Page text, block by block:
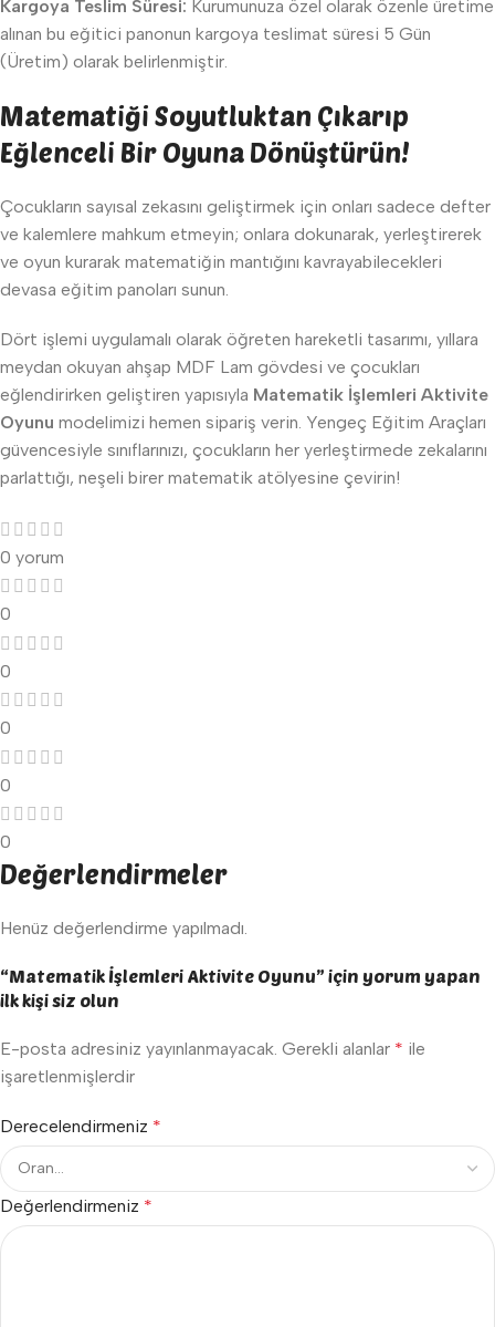
Kargoya Teslim Süresi: Kurumunuza özel olarak özenle üretime
alınan bu eğitici panonun kargoya teslimat süresi 5 Gün
(Üretim) olarak belirlenmiştir.
Matematiği Soyutluktan Çıkarıp
Eğlenceli Bir Oyuna Dönüştürün!
Çocukların sayısal zekasını geliştirmek için onları sadece defter
ve kalemlere mahkum etmeyin; onlara dokunarak, yerleştirerek
ve oyun kurarak matematiğin mantığını kavrayabilecekleri
devasa eğitim panoları sunun.
Dört işlemi uygulamalı olarak öğreten hareketli tasarımı, yıllara
meydan okuyan ahşap MDF Lam gövdesi ve çocukları
eğlendirirken geliştiren yapısıyla Matematik İşlemleri Aktivite
Oyunu modelimizi hemen sipariş verin. Yengeç Eğitim Araçları
güvencesiyle sınıflarınızı, çocukların her yerleştirmede zekalarını
parlattığı, neşeli birer matematik atölyesine çevirin!
0 yorum
0
0
0
0
0
Değerlendirmeler
Henüz değerlendirme yapılmadı.
“Matematik İşlemleri Aktivite Oyunu” için yorum yapan
ilk kişi siz olun
E-posta adresiniz yayınlanmayacak. Gerekli alanlar * ile
işaretlenmişlerdir
Derecelendirmeniz *
Değerlendirmeniz *